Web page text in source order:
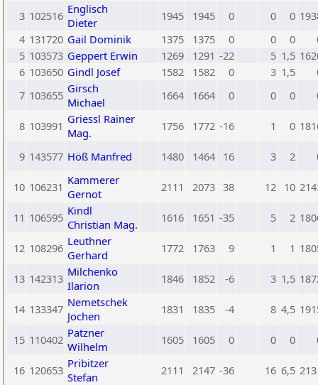
3 102516 Englisch
Dieter
1945 1945 0 0 0
4 131720 Gail Dominik 1375 1375 0 0 0
5 103573 Geppert Erwin 1269 1291 -22 5 1,5
6 103650 Gindl Josef 1582 1582 0 3 1,5
7 103655 Girsch
Michael
1664 1664 0 0 0
8 103991 Griessl Rainer
Mag.
1756 1772 -16 1 0
9 143577 Höß Manfred 1480 1464 16 3 2
10 106231 Kammerer
Gernot
2111 2073 38 12 10
11 106595 Kindl
Christian Mag.
1616 1651 -35 5 2
12 108296 Leuthner
Gerhard
1772 1763 9 1 1
13 142313 Milchenko
Ilarion
1846 1852 -6 3 1,5
14 133347 Nemetschek
Jochen
1831 1835 -4 8 4,5
15 110402 Patzner
Wilhelm
1605 1605 0 0 0
16 120653 Pribitzer
Stefan
2111 2147 -36 16 6,5